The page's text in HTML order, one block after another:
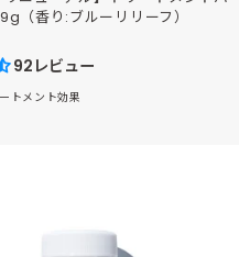
（香り:ブルーリリーフ）
92レビュー
トメント効果